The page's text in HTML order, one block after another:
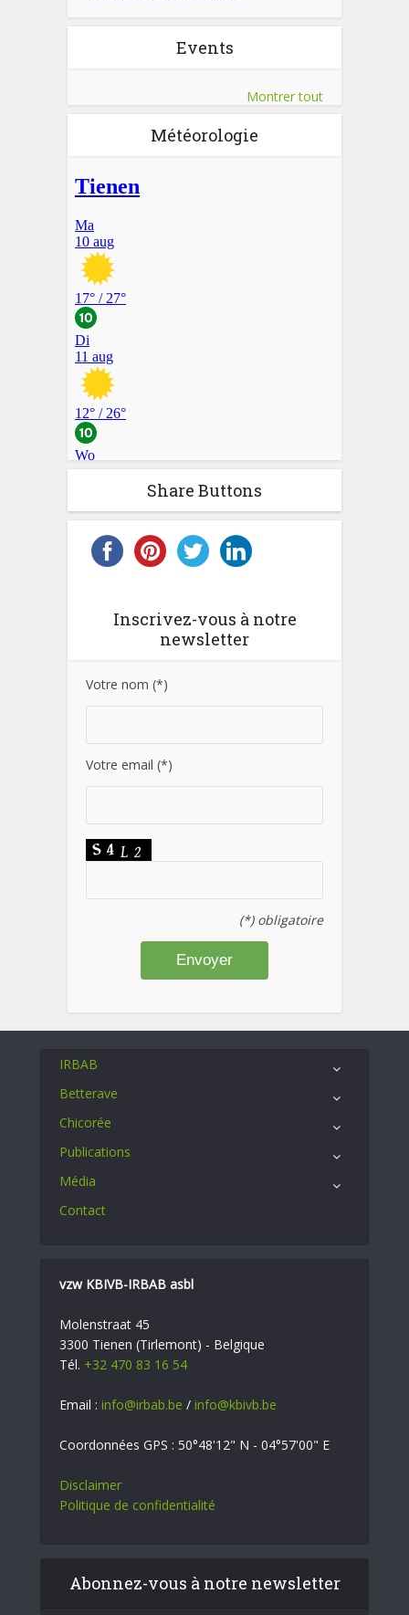
Events
Montrer tout
Météorologie
Share Buttons
Inscrivez-vous à notre
newsletter
Votre nom (*)
Votre email (*)
(*) obligatoire
IRBAB
Betterave
Chicorée
Publications
Média
Contact
vzw KBIVB-IRBAB asbl
Molenstraat 45
3300 Tienen (Tirlemont) - Belgique
Tél. +32 470 83 16 54
Email : info@irbab.be / info@kbivb.be
Coordonnées GPS : 50°48'12" N - 04°57'00" E
Disclaimer
Politique de confidentialité
Abonnez-vous à notre newsletter